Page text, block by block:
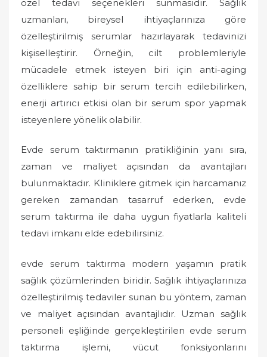
özel tedavi seçenekleri sunmasıdır. Sağlık
uzmanları, bireysel ihtiyaçlarınıza göre
özelleştirilmiş serumlar hazırlayarak tedavinizi
kişiselleştirir. Örneğin, cilt problemleriyle
mücadele etmek isteyen biri için anti-aging
özelliklere sahip bir serum tercih edilebilirken,
enerji artırıcı etkisi olan bir serum spor yapmak
isteyenlere yönelik olabilir.
Evde serum taktırmanın pratikliğinin yanı sıra,
zaman ve maliyet açısından da avantajları
bulunmaktadır. Kliniklere gitmek için harcamanız
gereken zamandan tasarruf ederken, evde
serum taktırma ile daha uygun fiyatlarla kaliteli
tedavi imkanı elde edebilirsiniz.
evde serum taktırma modern yaşamın pratik
sağlık çözümlerinden biridir. Sağlık ihtiyaçlarınıza
özelleştirilmiş tedaviler sunan bu yöntem, zaman
ve maliyet açısından avantajlıdır. Uzman sağlık
personeli eşliğinde gerçekleştirilen evde serum
taktırma işlemi, vücut fonksiyonlarını